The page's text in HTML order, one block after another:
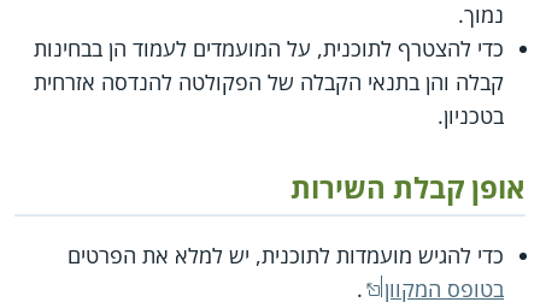
נמוך.
כדי להצטרף לתוכנית, על המועמדים לעמוד הן בבחינות
קבלה והן בתנאי הקבלה של הפקולטה להנדסה אזרחית
בטכניון.
אופן קבלת השירות
כדי להגיש מועמדות לתוכנית, יש למלא את הפרטים
בטופס המקוון
.